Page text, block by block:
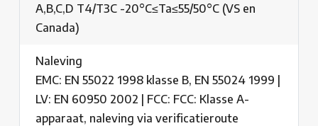
A,B,C,D T4/T3C -20°C≤Ta≤55/50°C (VS en
Canada)
Naleving
EMC: EN 55022 1998 klasse B, EN 55024 1999 |
LV: EN 60950 2002 | FCC: FCC: Klasse A-
apparaat, naleving via verificatieroute